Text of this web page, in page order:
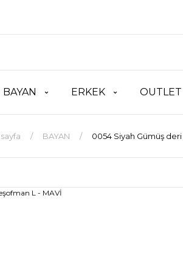
BAYAN ERKEK OUTLET
BAYAN 0054 Siyah Gümüş